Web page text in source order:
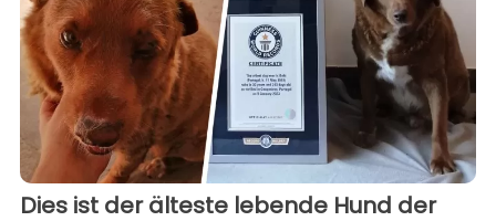
Dies ist der älteste lebende Hund der